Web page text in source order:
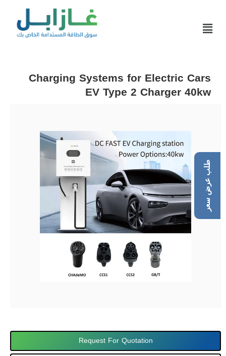
Charging Systems for Electric Cars
EV Type 2 Charger 40kw
Request For Quotation
طلب عرض سعر